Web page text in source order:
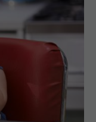
sănătatea